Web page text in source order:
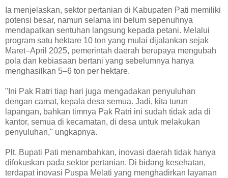
Ia menjelaskan, sektor pertanian di Kabupaten Pati memiliki
potensi besar, namun selama ini belum sepenuhnya
mendapatkan sentuhan langsung kepada petani. Melalui
program satu hektare 10 ton yang mulai dijalankan sejak
Maret–April 2025, pemerintah daerah berupaya mengubah
pola dan kebiasaan bertani yang sebelumnya hanya
menghasilkan 5–6 ton per hektare.
"Ini Pak Ratri tiap hari juga mengadakan penyuluhan
dengan camat, kepala desa semua. Jadi, kita turun
lapangan, bahkan timnya Pak Ratri ini sudah tidak ada di
kantor, semua di kecamatan, di desa untuk melakukan
penyuluhan," ungkapnya.
Plt. Bupati Pati menambahkan, inovasi daerah tidak hanya
difokuskan pada sektor pertanian. Di bidang kesehatan,
terdapat inovasi Puspa Melati yang menghadirkan layanan